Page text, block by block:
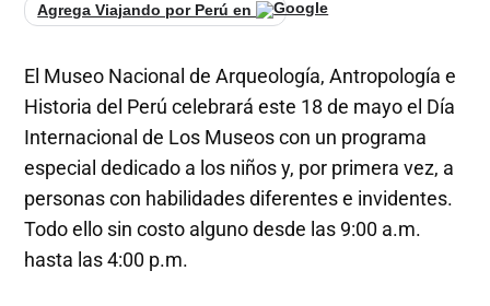
Agrega Viajando por Perú en
El Museo Nacional de Arqueología, Antropología e
Historia del Perú celebrará este 18 de mayo el Día
Internacional de Los Museos con un programa
especial dedicado a los niños y, por primera vez, a
personas con habilidades diferentes e invidentes.
Todo ello sin costo alguno desde las 9:00 a.m.
hasta las 4:00 p.m.